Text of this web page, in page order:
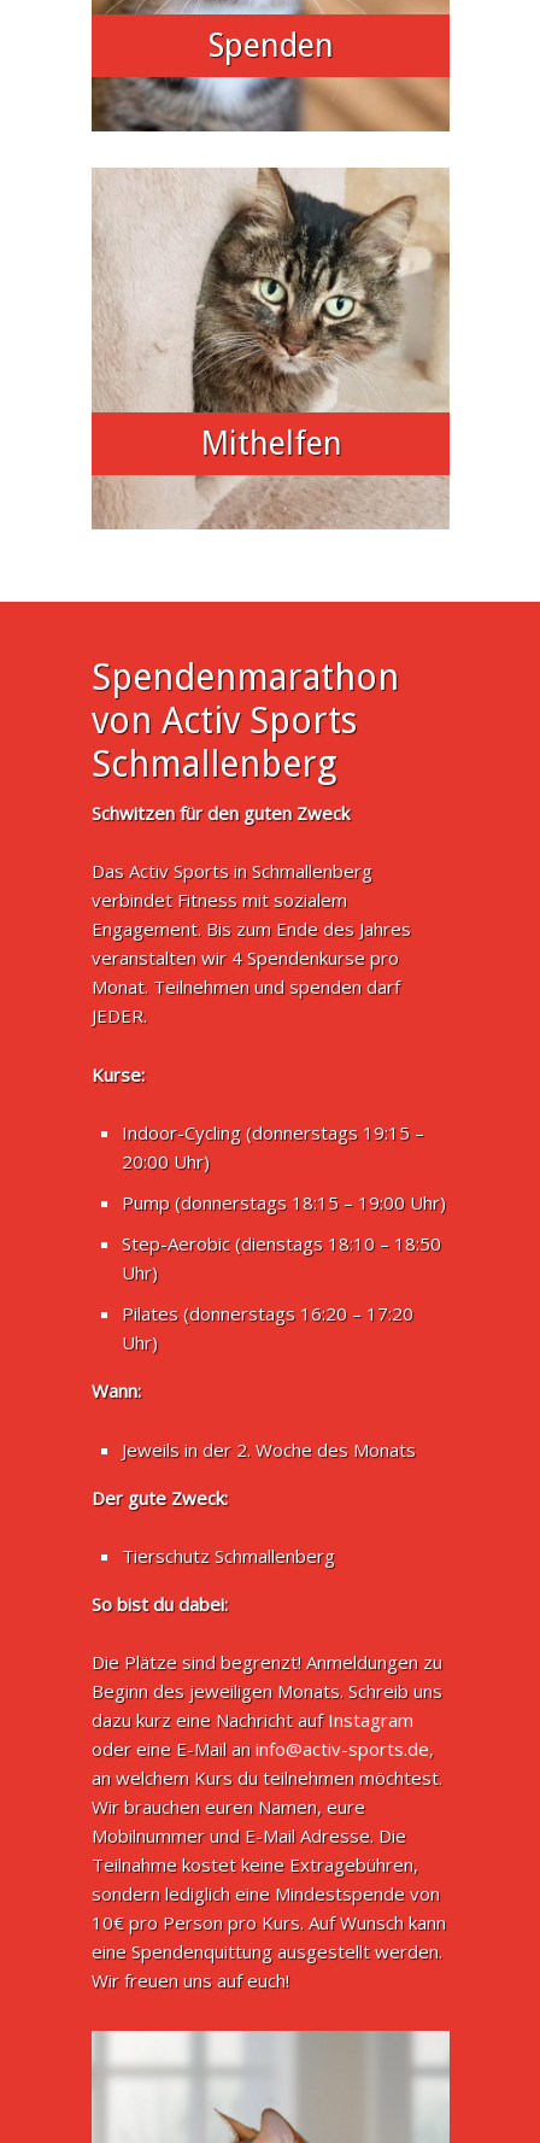
Spenden
Mithelfen
Spendenmarathon
von Activ Sports
Schmallenberg
Schwitzen für den guten Zweck
Das Activ Sports in Schmallenberg
verbindet Fitness mit sozialem
Engagement. Bis zum Ende des Jahres
veranstalten wir 4 Spendenkurse pro
Monat. Teilnehmen und spenden darf
JEDER.
Kurse:
Indoor-Cycling (donnerstags 19:15 –
20:00 Uhr)
Pump (donnerstags 18:15 – 19:00 Uhr)
Step-Aerobic (dienstags 18:10 – 18:50
Uhr)
Pilates (donnerstags 16:20 – 17:20
Uhr)
Wann:
Jeweils in der 2. Woche des Monats
Der gute Zweck:
Tierschutz Schmallenberg
So bist du dabei:
Die Plätze sind begrenzt! Anmeldungen zu
Beginn des jeweiligen Monats. Schreib uns
dazu kurz eine Nachricht aufInstagram
oder eine E-Mail aninfo@activ-sports.de,
an welchem Kurs du teilnehmen möchtest.
Wir brauchen euren Namen, eure
Mobilnummer und E-Mail Adresse. Die
Teilnahme kostet keine Extragebühren,
sondern lediglich eine Mindestspende von
10€ pro Person pro Kurs. Auf Wunsch kann
eine Spendenquittung ausgestellt werden.
Wir freuen uns auf euch!